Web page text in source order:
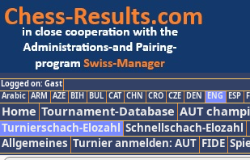
Logged on: Gast
Arabic ARM AZE BIH BUL CAT CHN CRO CZE DEN ENG ESP
Home Tournament-Database AUT
Turnierschach-Elozahl Schnellschach-Elozahl
Allgemeines Turnier anmelden: AUT FIDE